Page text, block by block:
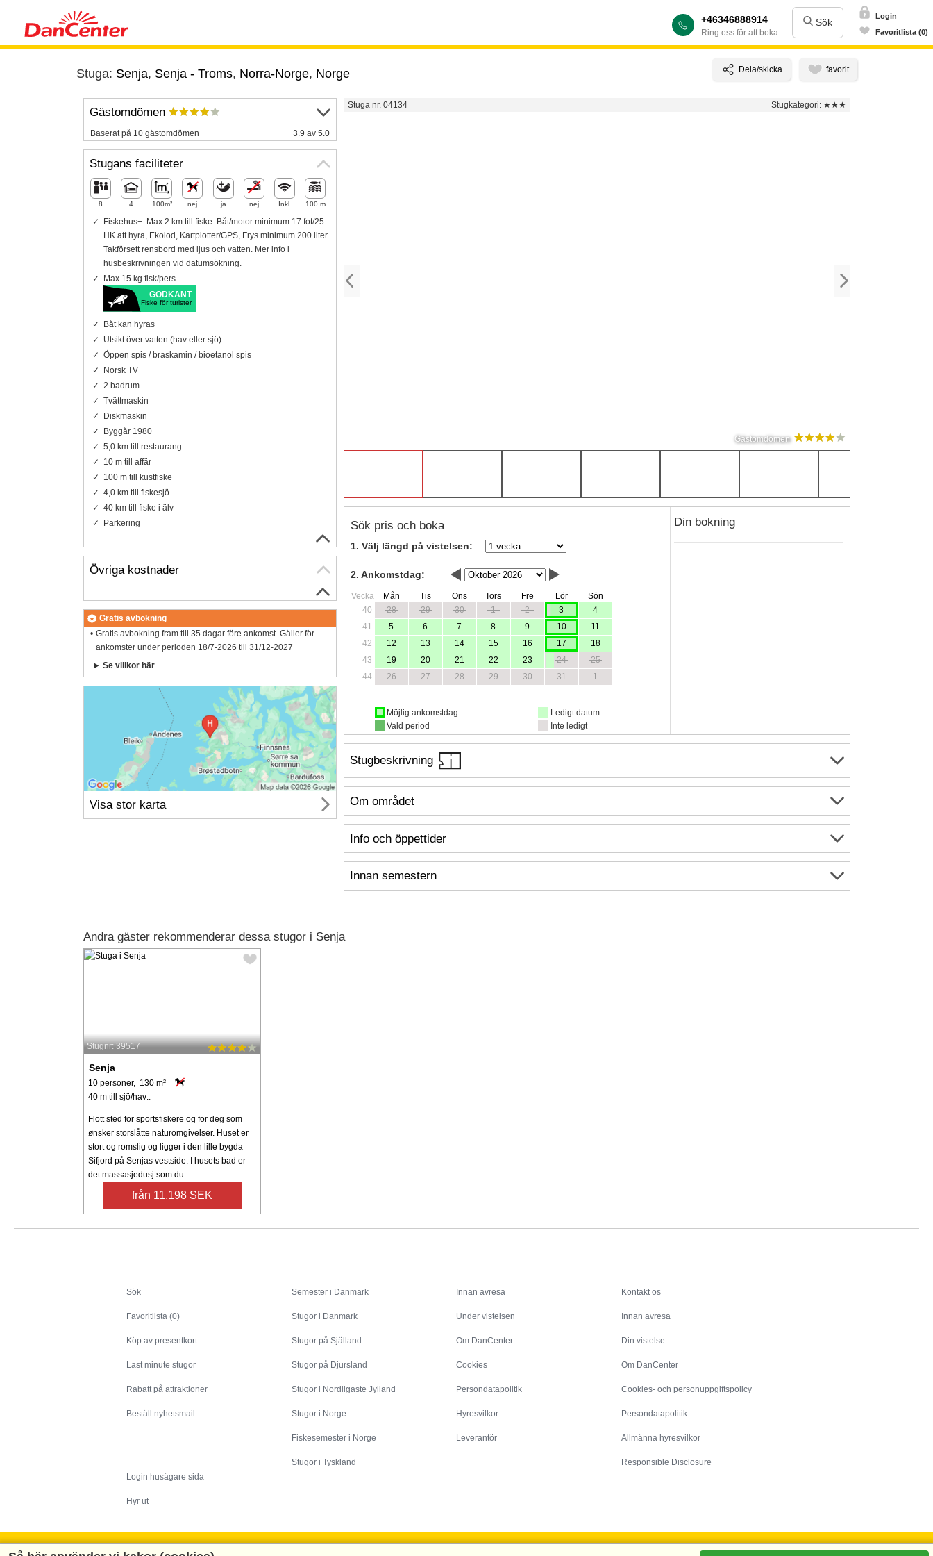
+46346888914
Ring oss för att boka
Sök
Login
Favoritlista (0)
Stuga: Senja, Senja - Troms, Norra-Norge, Norge
Stuga nr. 04134 Stugkategori: ★★★
Gästomdömen
Sök pris och boka
1. Välj längd på vistelsen:
2. Ankomstdag:
Vecka Mån Tis Ons Tors Fre Lör
Sön
40
28 29 30 1 2 3
4
41
5 6 7 8 9 10
11
42
12 13 14 15 16 17
18
43
19 20 21 22 23 24
25
44
26 27 28 29 30 31 1
Möjlig ankomstdag
Vald period
Ledigt datum
Inte ledigt
Din bokning
Stugbeskrivning
Om området
Info och öppettider
Innan semestern
Gästomdömen
Baserat på 10 gästomdömen 3.9 av 5.0
Stugans faciliteter
8 4 100m² nej ja nej Inkl. 100 m
Fiskehus+: Max 2 km till fiske. Båt/motor minimum 17 fot/25
HK att hyra, Ekolod, Kartplotter/GPS, Frys minimum 200 liter.
Takförsett rensbord med ljus och vatten. Mer info i
husbeskrivningen vid datum­sökning.
Max 15 kg fisk/pers.
GODKÄNT
Fiske för turister
Båt kan hyras
Utsikt över vatten (hav eller sjö)
Öppen spis / braskamin / bioetanol spis
Norsk TV
2 badrum
Tvättmaskin
Diskmaskin
Byggår 1980
5,0 km till restaurang
10 m till affär
100 m till kustfiske
4,0 km till fiskesjö
40 km till fiske i älv
Parkering
Övriga kostnader
Gratis avbokning
Gratis avbokning fram till 35 dagar före ankomst. Gäller för
ankomster under perioden 18/7-2026 till 31/12-2027
Se villkor här
Visa stor karta
Andra gäster rekommenderar dessa stugor i Senja
Stugnr: 39517
Senja
10 personer, 130 m²
40 m till sjö/hav:.
Flott sted for sportsfiskere og for deg som
ønsker storslåtte naturomgivelser. Huset er
stort og romslig og ligger i den lille bygda
Sifjord på Senjas vestside. I husets bad er
det massasjedusj som du ...
från 11.198 SEK
Sök
Favoritlista (0)
Köp av presentkort
Last minute stugor
Rabatt på attraktioner
Beställ nyhetsmail
Login husägare sida
Hyr ut
Semester i Danmark
Stugor i Danmark
Stugor på Själland
Stugor på Djursland
Stugor i Nordligaste Jylland
Stugor i Norge
Fiskesemester i Norge
Stugor i Tyskland
Innan avresa
Under vistelsen
Om DanCenter
Cookies
Persondatapolitik
Hyresvilkor
Leverantör
Kontakt os
Innan avresa
Din vistelse
Om DanCenter
Cookies- och personuppgiftspolicy
Persondatapolitik
Allmänna hyresvilkor
Responsible Disclosure